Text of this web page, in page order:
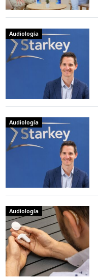
Audiología
Audiología
Audiología